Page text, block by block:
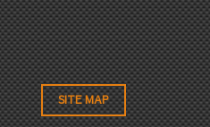
SITE MAP